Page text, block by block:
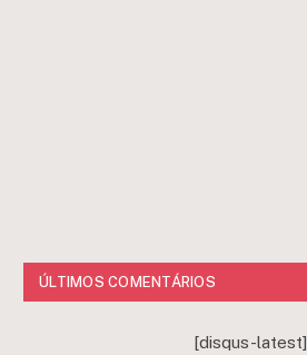
ÚLTIMOS COMENTÁRIOS
[disqus-latest]